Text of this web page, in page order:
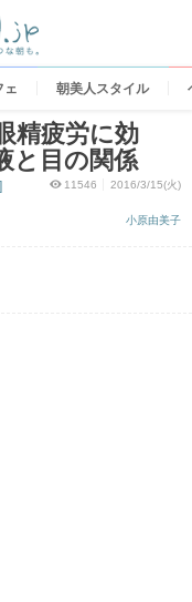
ェ 朝美人スタイル
精疲労に効
と目の関係
11546 2016/3/15(火)
小原由美子